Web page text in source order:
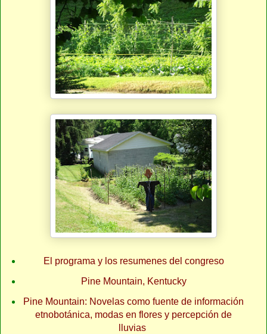
El programa y los resumenes del congreso
Pine Mountain, Kentucky
Pine Mountain: Novelas como fuente de información
etnobotánica, modas en flores y percepción de
lluvias